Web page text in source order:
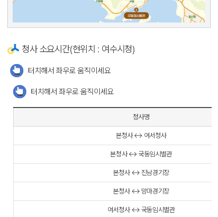
청사 소요시간(현위치 : 여수시청)
터치해서 좌우로 움직이세요
터치해서 좌우로 움직이세요
청사명
본청사 ↔ 여서청사
본청사 ↔ 국동임시별관
본청사 ↔ 진남경기장
본청사 ↔ 망마경기장
여서청사 ↔ 국동임시별관